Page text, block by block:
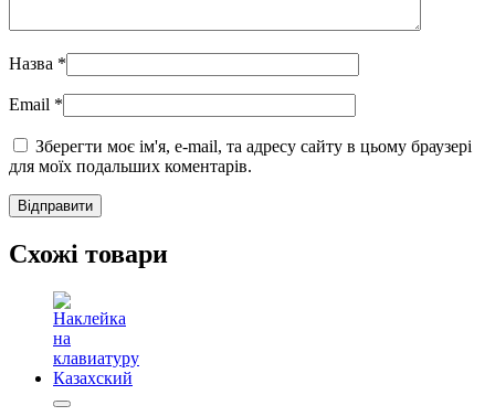
Назва *
Email *
Зберегти моє ім'я, e-mail, та адресу сайту в цьому браузері
для моїх подальших коментарів.
Схожі товари